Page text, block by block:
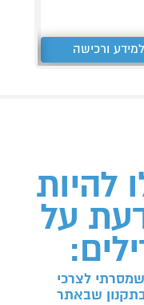
למידע ורכישה
להיות
על
לצרכי
שבאתר